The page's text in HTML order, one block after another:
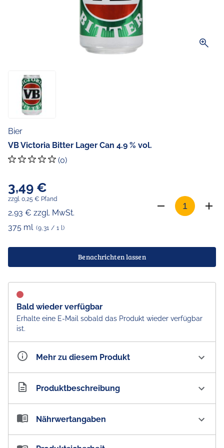
zoom_in
Bier
VB Victoria Bitter Lager Can 4.9 % vol.
(0)
3,49 €
zzgl. 0,25 € Pfand
2,93 € zzgl. MwSt.
375 ml (9,31 / 1 l)
Benachrichten lassen
Bald wieder verfügbar
Erhalte eine E-Mail sobald das Produkt wieder verfügbar
ist.
Mehr zu diesem Produkt
Artikelnummer AU100367
Produktbeschreibung
VB Victoria Bitter Lager Can 4.9 % vol.
Zutaten:Wasser,Gerstenmalz, Hopfen
Nährwertangaben